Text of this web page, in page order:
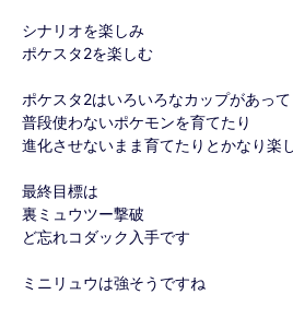
シナリオを楽しみ
ポケスタ2を楽しむ
ポケスタ2はいろいろなカップがあって
普段使わないポケモンを育てたり
進化させないまま育てたりとかなり楽
最終目標は
裏ミュウツー撃破
ど忘れコダック入手です
ミニリュウは強そうですね